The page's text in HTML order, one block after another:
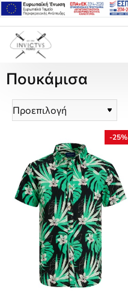
Πουκάμισα
-25%